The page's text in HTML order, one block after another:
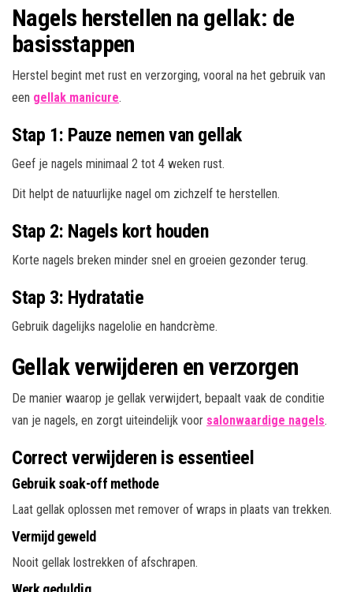
Nagels herstellen na gellak: de
basisstappen
Herstel begint met rust en verzorging, vooral na het gebruik van
een gellak manicure.
Stap 1: Pauze nemen van gellak
Geef je nagels minimaal 2 tot 4 weken rust.
Dit helpt de natuurlijke nagel om zichzelf te herstellen.
Stap 2: Nagels kort houden
Korte nagels breken minder snel en groeien gezonder terug.
Stap 3: Hydratatie
Gebruik dagelijks nagelolie en handcrème.
Gellak verwijderen en verzorgen
De manier waarop je gellak verwijdert, bepaalt vaak de conditie
van je nagels, en zorgt uiteindelijk voor salonwaardige nagels.
Correct verwijderen is essentieel
Gebruik soak-off methode
Laat gellak oplossen met remover of wraps in plaats van trekken.
Vermijd geweld
Nooit gellak lostrekken of afschrapen.